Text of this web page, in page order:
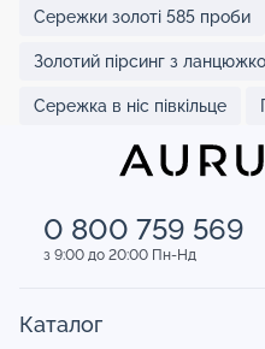
Сережки золоті 585 проби
Золотий пірсинг з
Сережка в ніс півкільце
0 800 759 569
з 9:00 до 20:00 Пн-Нд
Каталог